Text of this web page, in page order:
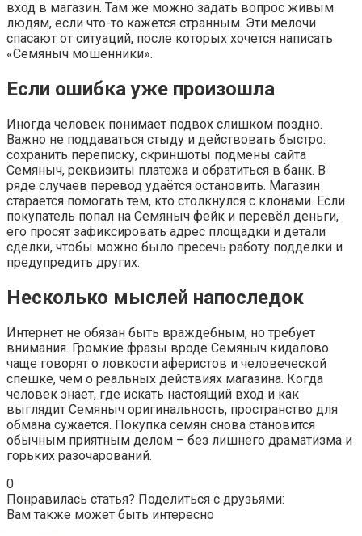
вход в магазин. Там же можно задать вопрос живым
людям, если что-то кажется странным. Эти мелочи
спасают от ситуаций, после которых хочется написать
«Семяныч мошенники».
Если ошибка уже произошла
Иногда человек понимает подвох слишком поздно.
Важно не поддаваться стыду и действовать быстро:
сохранить переписку, скриншоты подмены сайта
Семяныч, реквизиты платежа и обратиться в банк. В
ряде случаев перевод удаётся остановить. Магазин
старается помогать тем, кто столкнулся с клонами. Если
покупатель попал на Семяныч фейк и перевёл деньги,
его просят зафиксировать адрес площадки и детали
сделки, чтобы можно было пресечь работу подделки и
предупредить других.
Несколько мыслей напоследок
Интернет не обязан быть враждебным, но требует
внимания. Громкие фразы вроде Семяныч кидалово
чаще говорят о ловкости аферистов и человеческой
спешке, чем о реальных действиях магазина. Когда
человек знает, где искать настоящий вход и как
выглядит Семяныч оригинальность, пространство для
обмана сужается. Покупка семян снова становится
обычным приятным делом – без лишнего драматизма и
горьких разочарований.
0
Понравилась статья? Поделиться с друзьями:
Вам также может быть интересно